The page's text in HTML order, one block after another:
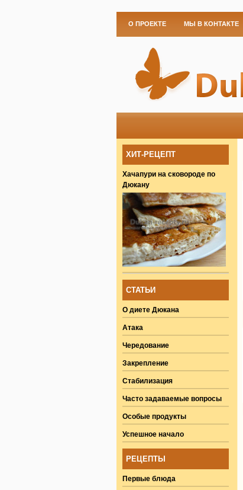
О ПРОЕКТЕ МЫ В КОНТАКТЕ
ХИТ-РЕЦЕПТ
Хачапури на сковороде по
Дюкану
СТАТЬИ
О диете Дюкана
Атака
Чередование
Закрепление
Стабилизация
Часто задаваемые вопросы
Особые продукты
Успешное начало
РЕЦЕПТЫ
Первые блюда